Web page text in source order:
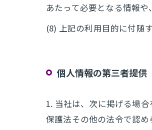
あたって必要となる情報
(8) 上記の利用目的に付随
個人情報の第三者提供
1. 当社は、次に掲げる場
保護法その他の法令で認め